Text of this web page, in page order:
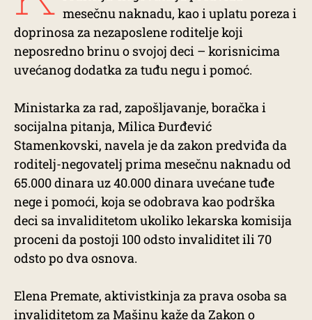
mesečnu naknadu, kao i uplatu poreza i
doprinosa za nezaposlene roditelje koji
neposredno brinu o svojoj deci – korisnicima
uvećanog dodatka za tuđu negu i pomoć.
Ministarka za rad, zapošljavanje, boračka i
socijalna pitanja, Milica Đurđević
Stamenkovski, navela je da zakon predviđa da
roditelj-negovatelj prima mesečnu naknadu od
65.000 dinara uz 40.000 dinara uvećane tuđe
nege i pomoći, koja se odobrava kao podrška
deci sa invaliditetom ukoliko lekarska komisija
proceni da postoji 100 odsto invaliditet ili 70
odsto po dva osnova.
Elena Premate, aktivistkinja za prava osoba sa
invaliditetom za Mašinu kaže da Zakon o